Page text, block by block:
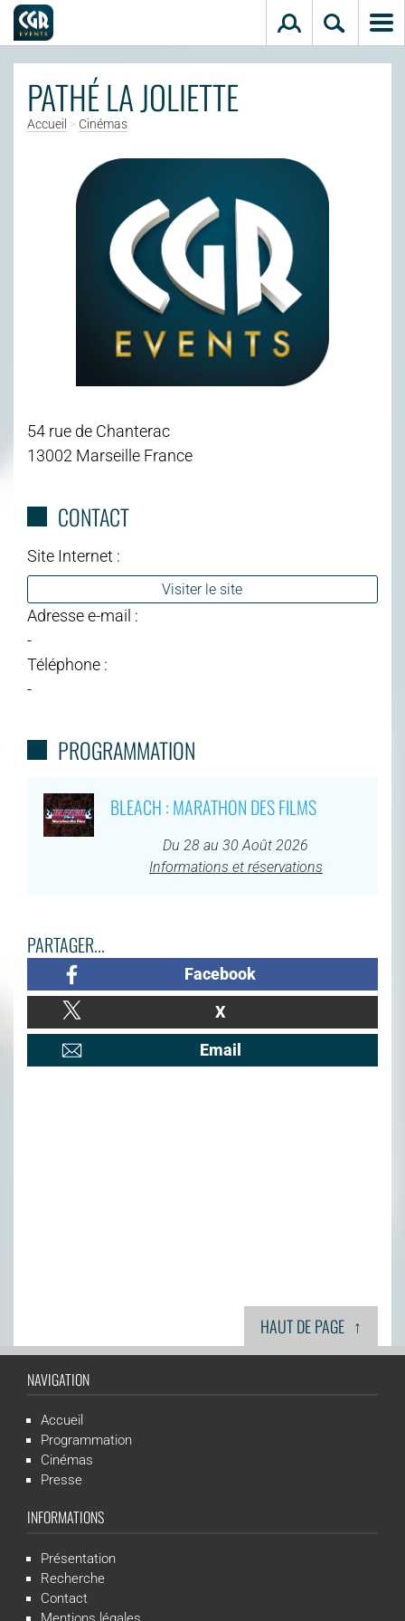
Aller au contenu principal
PATHÉ LA JOLIETTE
Accueil > Cinémas
54 rue de Chanterac
13002 Marseille France
CONTACT
Site Internet :
Visiter le site
Adresse e-mail :
-
Téléphone :
-
PROGRAMMATION
BLEACH : MARATHON DES FILMS
Du 28 au 30 Août 2026
Informations et réservations
PARTAGER...
Facebook
X
Email
HAUT DE PAGE ↑
NAVIGATION
Accueil
Programmation
Cinémas
Presse
INFORMATIONS
Présentation
Recherche
Contact